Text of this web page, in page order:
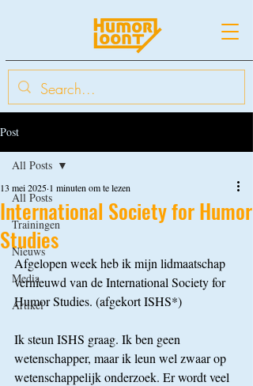
Post
All Posts
Trainingen
Nieuws
Media
Artikel
All Posts
International Society for Humor
Studies
13 mei 2025 1 minuten om te lezen
Afgelopen week heb ik mijn lidmaatschap
vernieuwd van de International Society for
Humor Studies. (afgekort ISHS*)
Ik steun ISHS graag. Ik ben geen
wetenschapper, maar ik leun wel zwaar op
wetenschappelijk onderzoek. Er wordt veel